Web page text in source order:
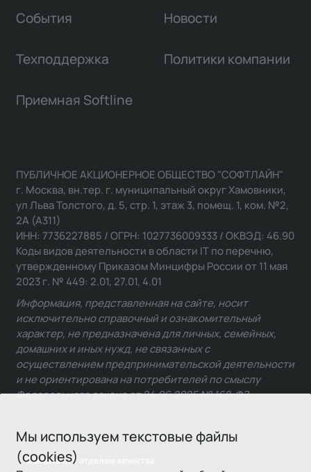
Мы используем текстовые файлы
(cookies)
События Новости
Техподдержка Политики компании
Приемная Softline
Связаться с отделом качества
ПУБЛИЧНОЕ АКЦИОНЕРНОЕ ОБЩЕСТВО "СОФТЛАЙН"
г. Москва, вн.тер. г. муниципальный округ Хамовники,
ул Льва Толстого, д. 5, стр. 1, этаж 3, помещ. 1, ком. №2,
2А (А311)
ИНН: 7736227885 / ОГРН: 1027736009333 / ОКВЭД: 46.90
Коды видов деятельности в области IT по перечню,
утвержденному Приказом Минцифры России от 11 мая
2023 г. № 449: 2.01, 27.01, 4.01
Информация, представленная на сайте, носит
исключительно справочный и ознакомительный
характер, не предназначена для личных, семейных,
домашних и иных нужд, не связанных с
осуществлением предпринимательской деятельности
и не ориентирована на потребителей по смыслу
Федерального закона от 24.06.2025 № 168-ФЗ.